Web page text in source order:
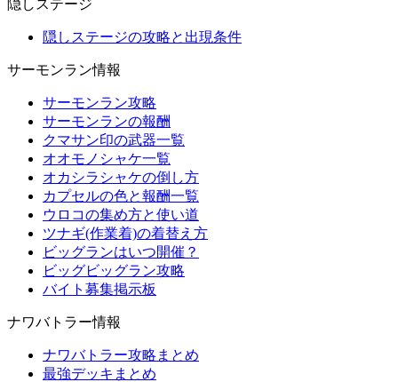
隠しステージ
隠しステージの攻略と出現条件
サーモンラン情報
サーモンラン攻略
サーモンランの報酬
クマサン印の武器一覧
オオモノシャケ一覧
オカシラシャケの倒し方
カプセルの色と報酬一覧
ウロコの集め方と使い道
ツナギ(作業着)の着替え方
ビッグランはいつ開催？
ビッグビッグラン攻略
バイト募集掲示板
ナワバトラー情報
ナワバトラー攻略まとめ
最強デッキまとめ